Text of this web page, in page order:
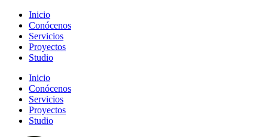
Inicio
Conócenos
Servicios
Proyectos
Studio
Inicio
Conócenos
Servicios
Proyectos
Studio